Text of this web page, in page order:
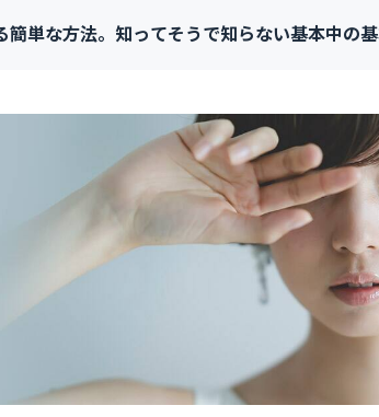
簡単な方法。知ってそうで知らない基本中の